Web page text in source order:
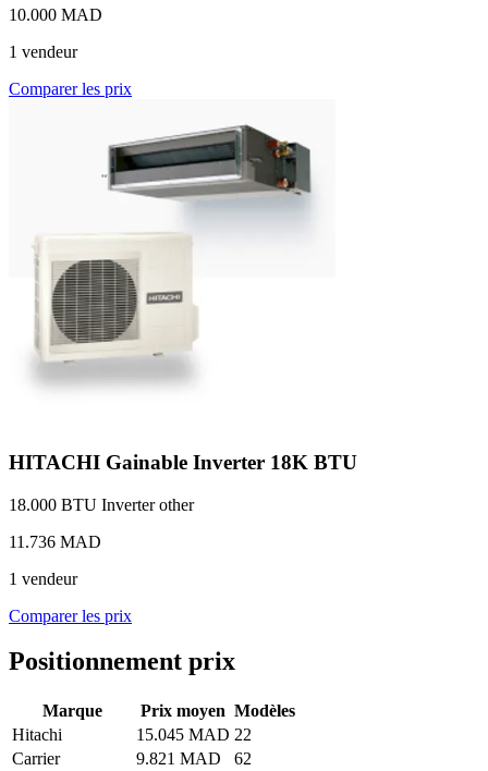
10.000 MAD
1 vendeur
Comparer les prix
HITACHI Gainable Inverter 18K BTU
18.000 BTU Inverter other
11.736 MAD
1 vendeur
Comparer les prix
Positionnement prix
Marque Prix moyen Modèles
Hitachi
15.045 MAD 22
Carrier
9.821 MAD
62